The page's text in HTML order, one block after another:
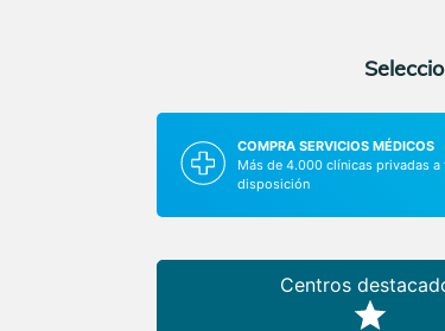
COMPRA SERVICIOS MÉDICOS
Más de 4.000 clínicas privadas a
disposición
Centros